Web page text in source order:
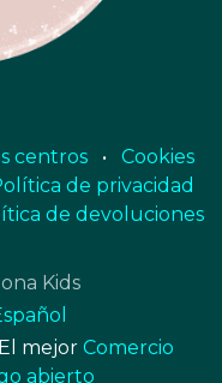
centros •
Cookies
de privacidad
de devoluciones
Kids
mejor Comercio
abierto